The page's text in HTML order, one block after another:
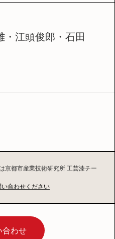
・江頭俊郎・石田
京都市産業技術研究所 工芸漆チー
合わせください
合わせ